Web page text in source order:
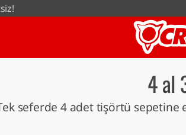
4 al
seferde 4 adet tişörtü sepetine